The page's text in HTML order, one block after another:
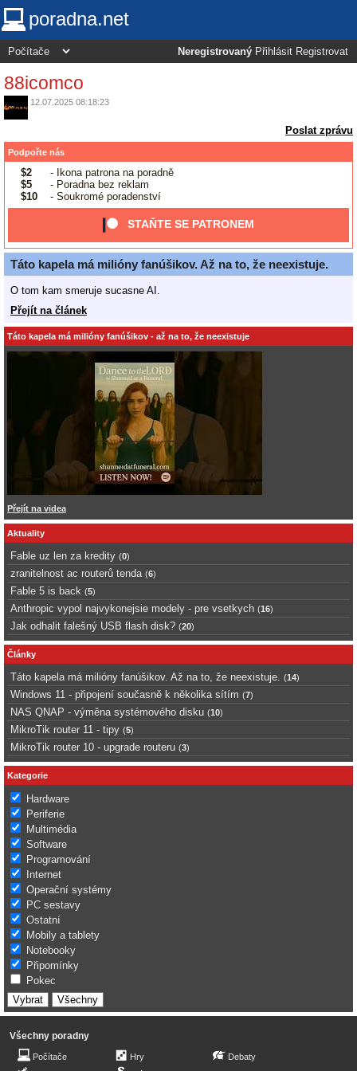
poradna.net
Neregistrovaný Přihlásit Registrovat
88icomco
12.07.2025 08:18:23
Poslat zprávu
Podpořte nás
$2
- Ikona patrona na poradně
$5
- Poradna bez reklam
$10
- Soukromé poradenství
STAŇTE SE PATRONEM
Táto kapela má milióny fanúšikov. Až na to, že neexistuje.
O tom kam smeruje sucasne AI.
Přejít na článek
Táto kapela má milióny fanúšikov - až na to, že neexistuje
Přejít na videa
Aktuality
Fable uz len za kredity (0)
zranitelnost ac routerů tenda (6)
Fable 5 is back (5)
Anthropic vypol najvykonejsie modely - pre vsetkych (16)
Jak odhalit falešný USB flash disk? (20)
Články
Táto kapela má milióny fanúšikov. Až na to, že neexistuje. (14)
Windows 11 - připojení současně k několika sítím (7)
NAS QNAP - výměna systémového disku (10)
MikroTik router 11 - tipy (5)
MikroTik router 10 - upgrade routeru (3)
Kategorie
Hardware
Periferie
Multimédia
Software
Programování
Internet
Operační systémy
PC sestavy
Ostatní
Mobily a tablety
Notebooky
Připomínky
Pokec
Všechny poradny
Počítače
Hry
Debaty